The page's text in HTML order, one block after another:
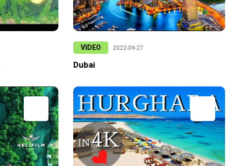
VIDEO 2022-09-27
Dubai